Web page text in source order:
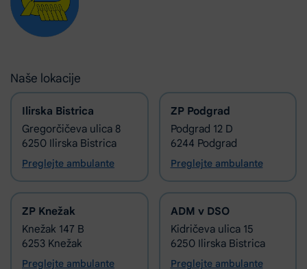
Naše lokacije
Ilirska Bistrica
Gregorčičeva ulica 8
6250 Ilirska Bistrica
Preglejte ambulante
ZP Podgrad
Podgrad 12 D
6244 Podgrad
Preglejte ambulante
ZP Knežak
Knežak 147 B
6253 Knežak
Preglejte ambulante
ADM v DSO
Kidričeva ulica 15
6250 Ilirska Bistrica
Preglejte ambulante